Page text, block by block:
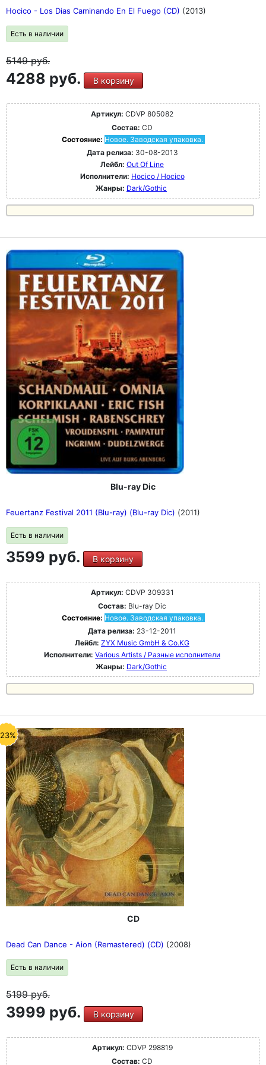
Hocico - Los Dias Caminando En El Fuego (CD) (2013)
Есть в наличии
5149руб.
4288 руб. В корзину
Артикул: CDVP 805082
Состав: CD
Состояние: Новое. Заводская упаковка.
Дата релиза: 30-08-2013
Лейбл: Out Of Line
Исполнители: Hocico / Hocico
Жанры: Dark/Gothic
Blu-ray Dic
Feuertanz Festival 2011 (Blu-ray) (Blu-ray Dic) (2011)
Есть в наличии
3599 руб. В корзину
Артикул: CDVP 309331
Состав: Blu-ray Dic
Состояние: Новое. Заводская упаковка.
Дата релиза: 23-12-2011
Лейбл: ZYX Music GmbH & Co.KG
Исполнители: Various Artists / Разные исполнители
Жанры: Dark/Gothic
CD
Dead Can Dance - Aion (Remastered) (CD) (2008)
Есть в наличии
5199руб.
3999 руб. В корзину
Артикул: CDVP 298819
Состав: CD